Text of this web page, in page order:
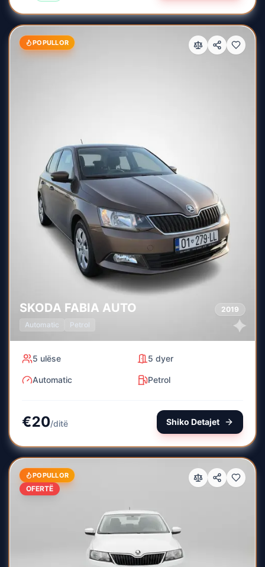
POPULLOR
SKODA FABIA AUTO
2019
Automatic
Petrol
5 ulëse 5 dyer
Automatic Petrol
€20/ditë Shiko Detajet
POPULLOR
OFERTË